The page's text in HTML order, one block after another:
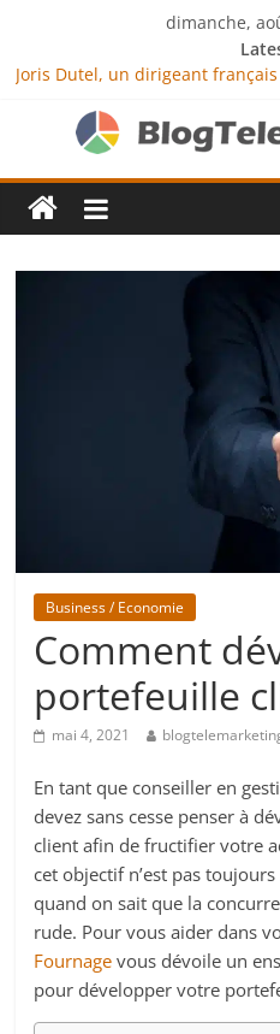
dimanche,
Joris Dutel, un dirigeant
Agria Assurance Animaux :
démarque-t-elle de la
JCA Academy : l’excellence au
financière
Denis Bouclon : la diplomatie
Next Terra International : des
Business / Economie
Comment
portefeuille
mai 4, 2021
En tant que conseiller en
devez sans cesse penser à
client afin de fructifier votre
cet objectif n’est pas
quand on sait que la
rude. Pour vous aider dans
Fournage vous dévoile un
pour développer votre